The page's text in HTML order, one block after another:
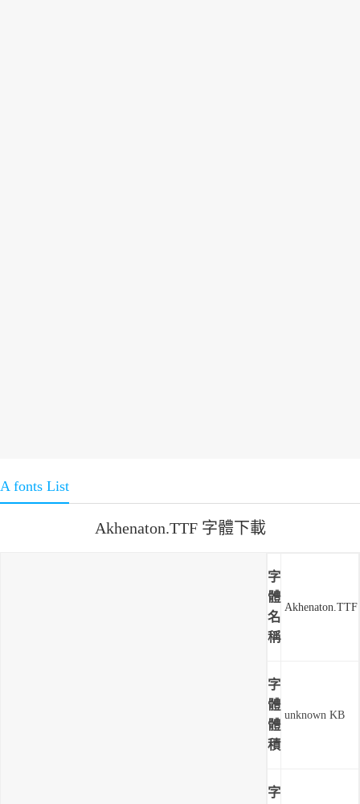
A fonts List
Akhenaton.TTF 字體下載
字
體
名
稱
Akhenaton.TTF
字
體
體
積
unknown KB
字